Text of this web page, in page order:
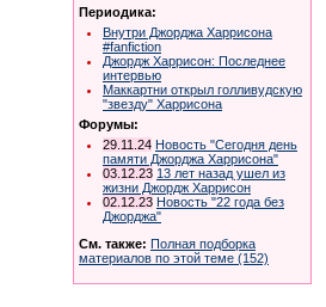
Периодика:
Внутри Джорджа Харрисона
#fanfiction
Джордж Харрисон: Последнее
интервью
Маккартни открыл голливудскую
"звезду" Харрисона
Форумы:
29.11.24 Новость "Сегодня день
памяти Джорджа Харрисона"
03.12.23 13 лет назад ушел из
жизни Джордж Харрисон
02.12.23 Новость "22 года без
Джорджа"
См. также: Полная подборка
материалов по этой теме (152)